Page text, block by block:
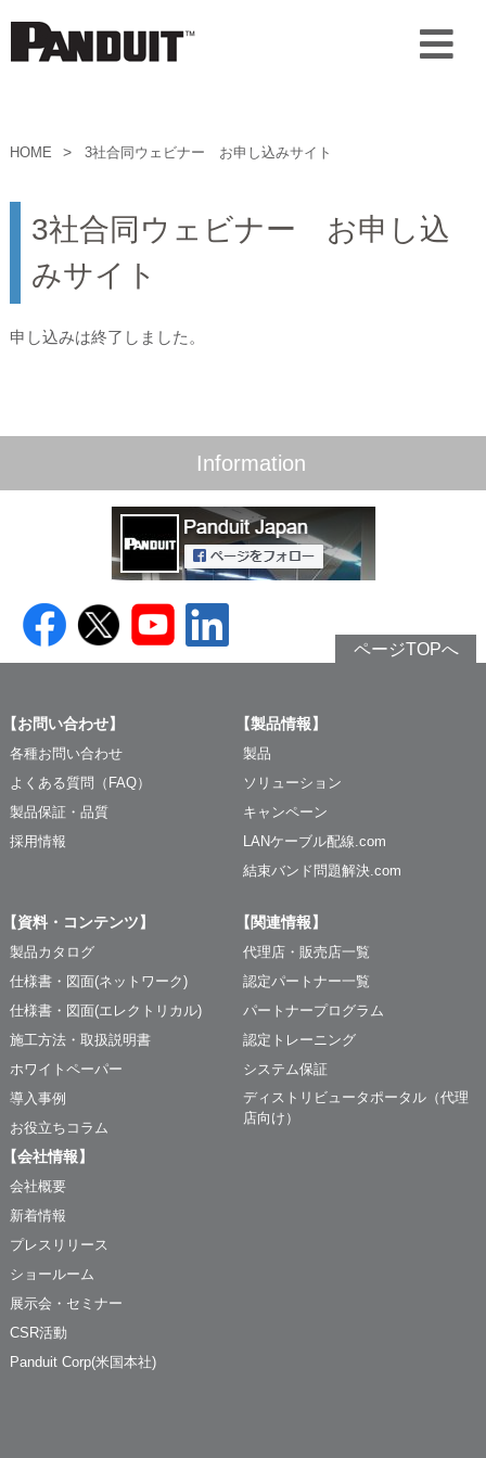
HOME 3社合同ウェビナー お申し込みサイト
3社合同ウェビナー お申し込
みサイト
申し込みは終了しました。
Information
ページTOPへ
【お問い合わせ】
各種お問い合わせ
よくある質問（FAQ）
製品保証・品質
採用情報
【製品情報】
製品
ソリューション
キャンペーン
LANケーブル配線.com
結束バンド問題解決.com
【資料・コンテンツ】
製品カタログ
仕様書・図面(ネットワーク)
仕様書・図面(エレクトリカル)
施工方法・取扱説明書
ホワイトペーパー
導入事例
お役立ちコラム
【関連情報】
代理店・販売店一覧
認定パートナー一覧
パートナープログラム
認定トレーニング
システム保証
ディストリビュータポータル（代理
店向け）
【会社情報】
会社概要
新着情報
プレスリリース
ショールーム
展示会・セミナー
CSR活動
Panduit Corp(米国本社)